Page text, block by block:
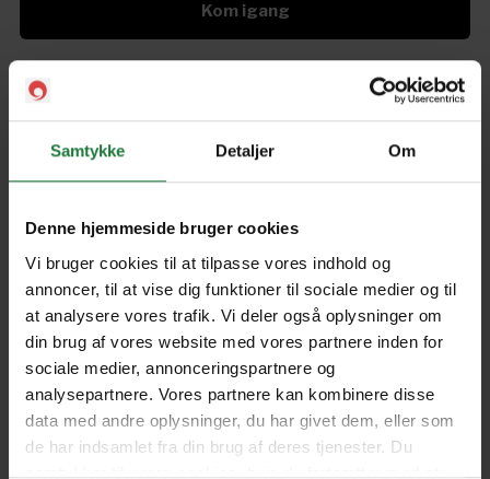
Samtykke Detaljer Om
Denne hjemmeside bruger cookies
Vi bruger cookies til at tilpasse vores indhold og
annoncer, til at vise dig funktioner til sociale medier og til
at analysere vores trafik. Vi deler også oplysninger om
din brug af vores website med vores partnere inden for
sociale medier, annonceringspartnere og
analysepartnere. Vores partnere kan kombinere disse
data med andre oplysninger, du har givet dem, eller som
de har indsamlet fra din brug af deres tjenester. Du
samtykker til vores cookies, hvis du fortsætter med at
Kom igang
Efterar 2018 Forar 2018
Nyt i Pling
Gavekort
Pling Favorit